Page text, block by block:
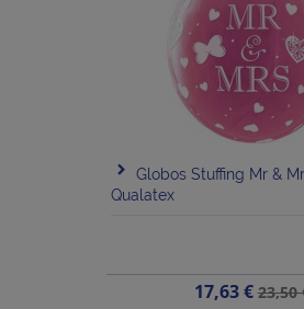
Globos Stuffing Mr &
Qualatex
Precio
17,63 € 23,50